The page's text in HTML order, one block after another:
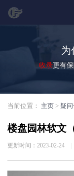
为
收录更有
当前位置： 主页 > 疑
楼盘园林软文
更新时间：2023-02-24